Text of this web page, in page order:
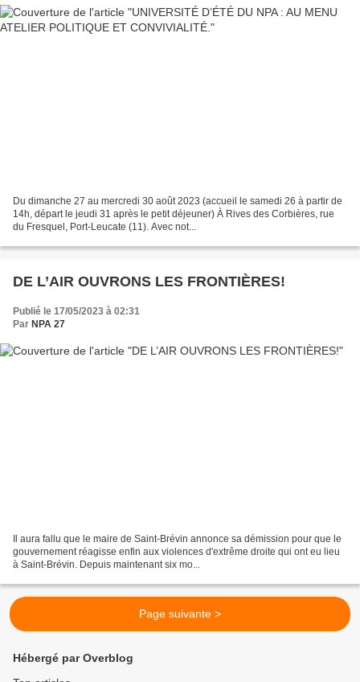
Du dimanche 27 au mercredi 30 août 2023 (accueil le samedi 26 à partir de
14h, départ le jeudi 31 après le petit déjeuner) À Rives des Corbières, rue
du Fresquel, Port-Leucate (11). Avec not...
DE L’AIR OUVRONS LES FRONTIÈRES!
Publié le 17/05/2023 à 02:31
Par NPA 27
Il aura fallu que le maire de Saint-Brévin annonce sa démission pour que le
gouvernement réagisse enfin aux violences d'extrême droite qui ont eu lieu
à Saint-Brévin. Depuis maintenant six mo...
Page suivante >
Hébergé par Overblog